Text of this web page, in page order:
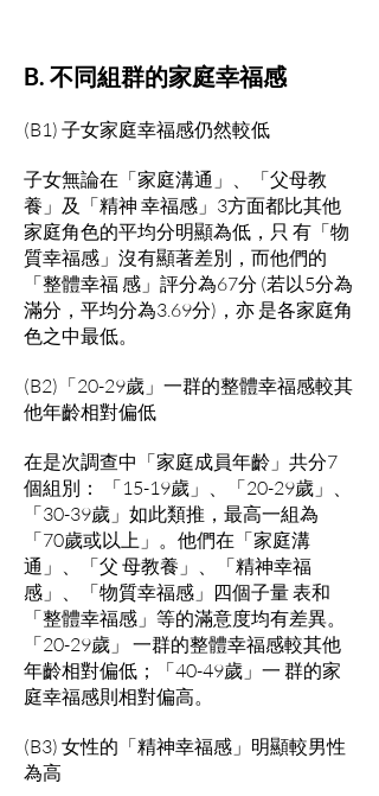
B. 不同組群的家庭幸福感
(B1) 子女家庭幸福感仍然較低
子女無論在「家庭溝通」、「父母教
養」及「精神 幸福感」3方面都比其他
家庭角色的平均分明顯為低，只 有「物
質幸福感」沒有顯著差別，而他們的
「整體幸福 感」評分為67分 (若以5分為
滿分，平均分為3.69分)，亦 是各家庭角
色之中最低。
(B2)「20-29歲」一群的整體幸福感較其
他年齡相對偏低
在是次調查中「家庭成員年齡」共分7
個組別： 「15-19歲」、「20-29歲」、
「30-39歲」如此類推，最高一組為
「70歲或以上」。他們在「家庭溝
通」、「父 母教養」、「精神幸福
感」、「物質幸福感」四個子量 表和
「整體幸福感」等的滿意度均有差異。
「20-29歲」 一群的整體幸福感較其他
年齡相對偏低；「40-49歲」一 群的家
庭幸福感則相對偏高。
(B3) 女性的「精神幸福感」明顯較男性
為高